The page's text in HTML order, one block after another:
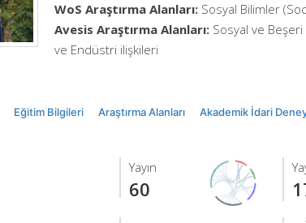
WoS Araştırma Alanları: Sosyal Bilimler
Avesis Araştırma Alanları: Sosyal ve Beşeri
ve Endüstri ilişkileri
Eğitim Bilgileri Araştırma Alanları Akademik İdari
Yayın
60